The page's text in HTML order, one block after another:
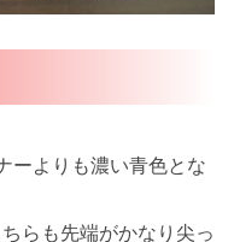
ーよりも濃い青色とな
らも先端がかなり尖っ